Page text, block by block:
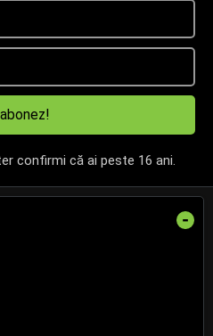
confirmi că ai peste 16 ani.
-